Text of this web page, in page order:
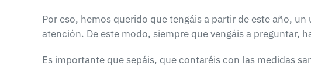
Por eso, hemos querido que tengáis a partir de este año,
atención. De este modo, siempre que vengáis a preguntar,
Es importante que sepáis, que contaréis con las medidas